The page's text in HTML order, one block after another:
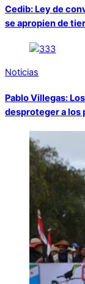
Cedib: Ley de
se apropien de
Noticias
Pablo Villegas:
desproteger a los